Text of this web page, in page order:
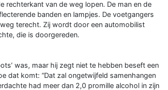
rechterkant van de weg lopen. De man en de
banden en lampjes. De voetgangers
terecht. Zij wordt door een automobilist
die is doorgereden.
was, maar hij zegt niet te hebben beseft een
dat komt: “Dat zal ongetwijfeld samenhangen
had meer dan 2,0 promille alcohol in zijn